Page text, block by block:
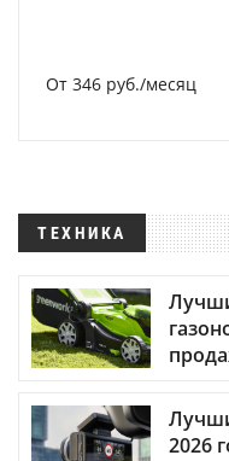
От 346 руб./месяц
ТЕХНИКА
2026